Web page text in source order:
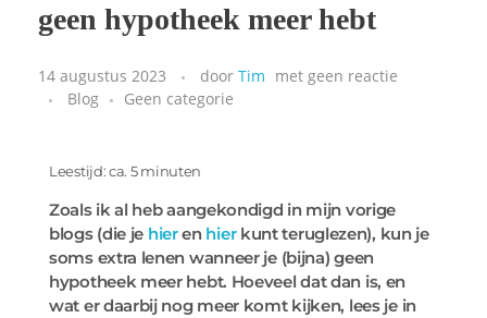
geen hypotheek meer hebt
14 augustus 2023 door Tim met geen reactie
Blog
Geen categorie
Leestijd: ca. 5 minuten
Zoals ik al heb aangekondigd in mijn vorige
blogs (die je hieren hierkunt teruglezen), kun je
soms extra lenen wanneer je (bijna) geen
hypotheek meer hebt. Hoeveel dat dan is, en
wat er daarbij nog meer komt kijken, lees je in